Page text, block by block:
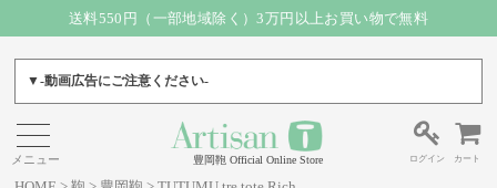
送料550円（一部地域除く）3万円以上お買い物で無料
▼-動画広告にご注意ください-
豊岡鞄 Official Online Store ログイン カート